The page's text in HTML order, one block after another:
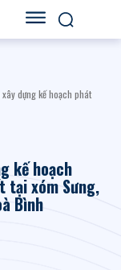
dựng kế hoạch phát
kế hoạch
tại xóm Sưng,
Bình